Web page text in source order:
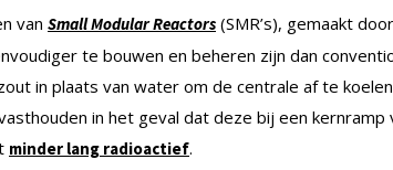
van Small Modular Reactors (SMR’s), gemaakt
te bouwen en beheren zijn dan
in plaats van water om de centrale af te
in het geval dat deze bij een kernramp
minder lang radioactief.